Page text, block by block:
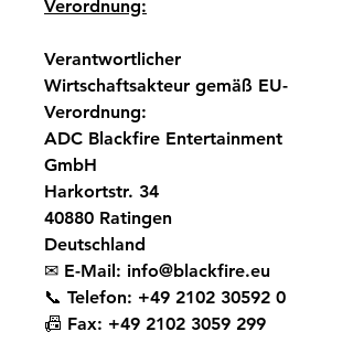
Verordnung:
Verantwortlicher
Wirtschaftsakteur gemäß EU-
Verordnung:
ADC Blackfire Entertainment
GmbH
Harkortstr. 34
40880 Ratingen
Deutschland
✉ E-Mail: info@blackfire.eu
📞 Telefon: +49 2102 30592 0
📠 Fax: +49 2102 3059 299